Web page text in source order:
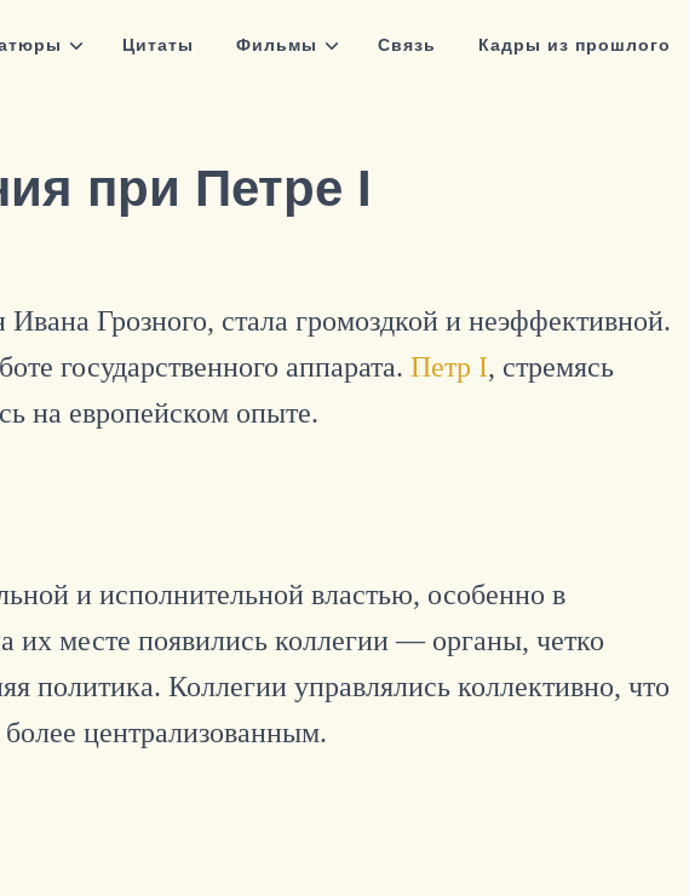
Цитаты Фильмы Связь Кадры из прошлого
при Петре I
Грозного, стала громоздкой и неэффективной.
государственного аппарата. Петр I, стремясь
на европейском опыте.
и исполнительной властью, особенно в
их месте появились коллегии — органы, четко
Коллегии управлялись коллективно, что
централизованным.